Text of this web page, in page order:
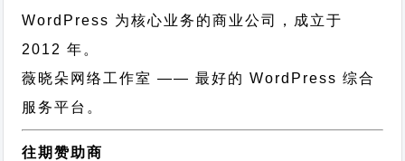
WordPress 为核心业务的商业公司，成立于
2012 年。
薇晓朵网络工作室 —— 最好的 WordPress 综合
服务平台。
往期赞助商